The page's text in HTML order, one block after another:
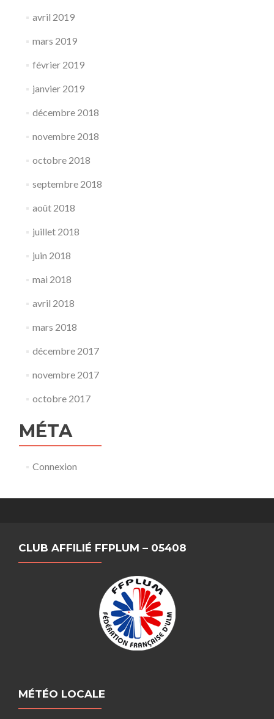
avril 2019
mars 2019
février 2019
janvier 2019
décembre 2018
novembre 2018
octobre 2018
septembre 2018
août 2018
juillet 2018
juin 2018
mai 2018
avril 2018
mars 2018
décembre 2017
novembre 2017
octobre 2017
MÉTA
Connexion
CLUB AFFILIÉ FFPLUM – 05408
MÉTÉO LOCALE